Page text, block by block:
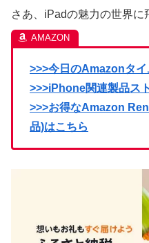
さあ、iPadの魅力の世界に
>>>今日のAmazonタ
>>>iPhone関連製品ス
>>>お得なAmazon
品)はこちら